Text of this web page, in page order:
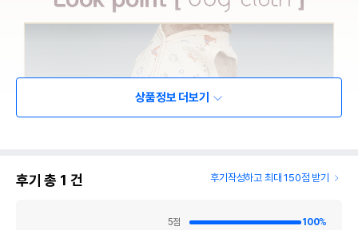
상품정보 더보기
후기 총 1 건 후기작성하고 최대 150점 받기
5점 100%